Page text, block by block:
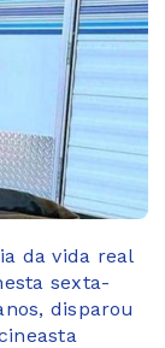
da vida real
sexta-
disparou